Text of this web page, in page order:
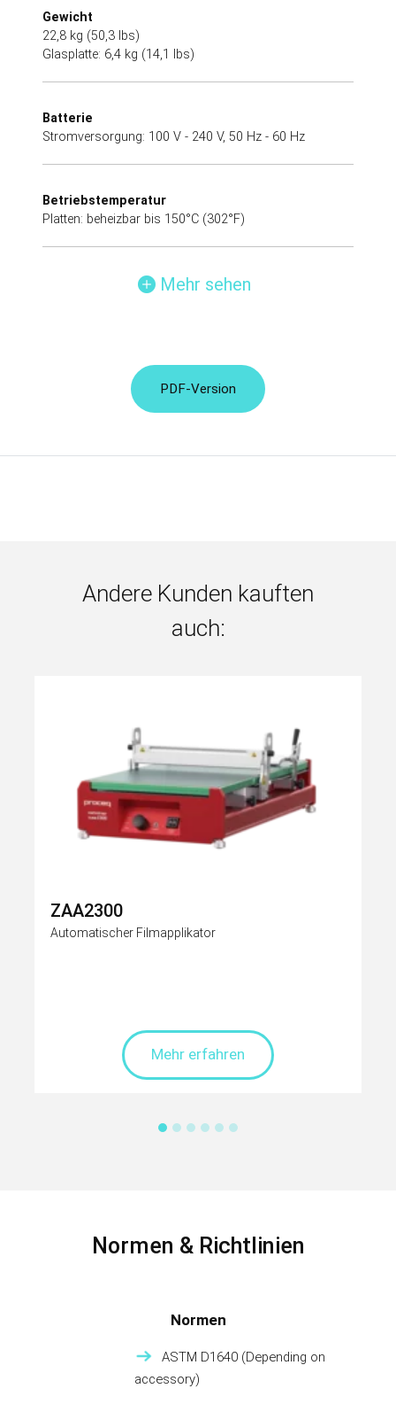
Gewicht
22,8 kg (50,3 lbs)
Glasplatte: 6,4 kg (14,1 lbs)
Batterie
Stromversorgung: 100 V - 240 V, 50 Hz - 60 Hz
Betriebstemperatur
Platten: beheizbar bis 150°C (302°F)
Mehr sehen
PDF-Version
Andere Kunden kauften
auch:
ZAA2300
Automatischer Filmapplikator
Mehr erfahren
Normen & Richtlinien
Normen
ASTM D1640 (Depending on
accessory)